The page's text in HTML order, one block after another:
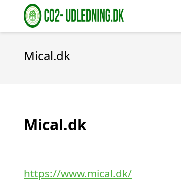
Mical.dk
Mical.dk
https://www.mical.dk/